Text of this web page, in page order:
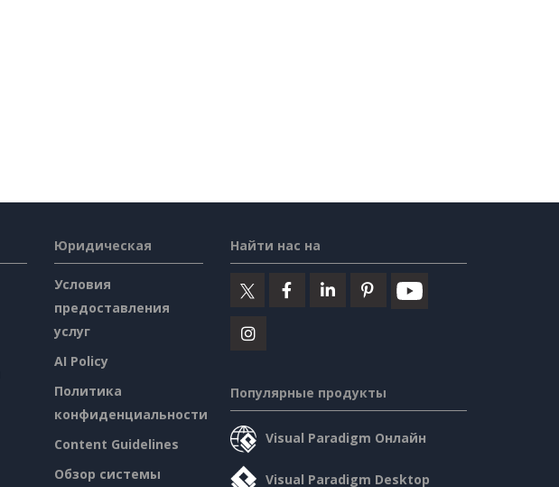
Юридическая
Условия
предоставления
услуг
AI Policy
Политика
конфиденциальности
Content Guidelines
Обзор системы
Найти нас на
Популярные продукты
Visual Paradigm Онлайн
Visual Paradigm Desktop